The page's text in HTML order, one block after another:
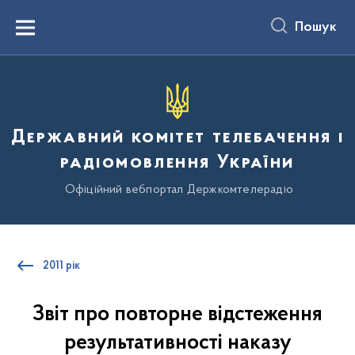
вмістуMenu Пошук
Державний комітет телебачення і
радіомовлення України
Офіційний вебпортал Держкомтелерадіо
2011 рік
Звіт про повторне відстеження
результативності наказу